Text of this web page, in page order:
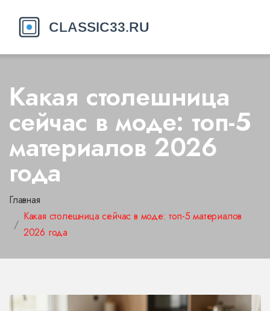
Какая столешница
сейчас в моде: топ-5
материалов 2026
года
Главная
Какая столешница сейчас в моде: топ-5 материалов
2026 года